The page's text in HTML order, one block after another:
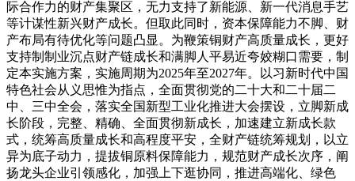
际合作力的财产集聚区，无力支持了新能源、新一代消息手艺
等计谋性新兴财产成长。但取此同时，资本保障能力不脚、财
产布局有待优化等问题凸显。为鞭策铜财产高质量成长，更好
支持制制业沉点财产链成长和满脚人平易近夸姣糊口需要，制
定本实施方案，实施周期为2025年至2027年。以习新时代中国
特色社会从义思惟为指点，全面贯彻党的二十大和二十届二
中、三中全会，落实全国新型工业化推进大会摆设，立脚新成
长阶段，完整、精确、全面贯彻新成长，加速建立新成长款
式，统筹高质量成长和高程度平安，全财产链统筹规划，以立
异为底子动力，提拔铜原料保障能力，规范财产成长次序，阐
扬龙头企业引领感化，加强上下逛协同，推进高端化、绿色